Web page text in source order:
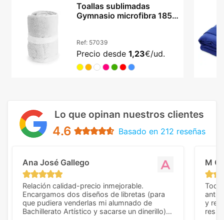
Toallas sublimadas
Gymnasio microfibra 185
Ref: 57039
Precio desde 1,23€/ud.
Lo que opinan nuestros clientes
4.6 Basado en 212 reseñas
Ana José Gallego
Relación calidad-precio inmejorable.
Encargamos dos diseños de libretas (para
que pudiera venderlas mi alumnado de
Bachillerato Artístico y sacarse un dinerillo) y
M C
Todo
y